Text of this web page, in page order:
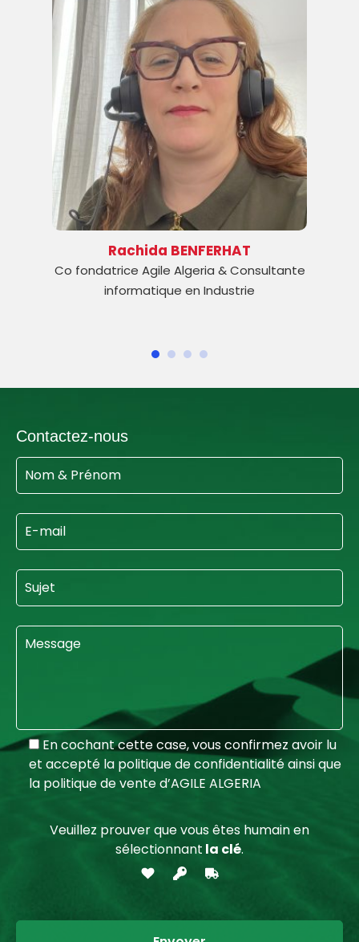
BENFERHAT
Agile Algeria & Consultante
en Industrie
Founder &
Contactez-nous
En cochant cette case, vous confirmez avoir lu
et accepté la politique de confidentialité ainsi que
la politique de vente d’AGILE ALGERIA
Veuillez prouver que vous êtes humain en
sélectionnant la clé.